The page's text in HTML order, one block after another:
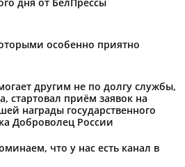
особенно приятно
другим не по долгу службы,
стартовал приём заявок на
награды государственного
Доброволец России
что у нас есть канал в